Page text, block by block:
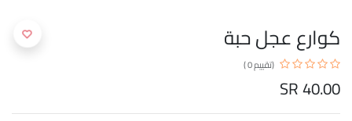
كوارع عجل حبة
(تقييم 0 )
40.00